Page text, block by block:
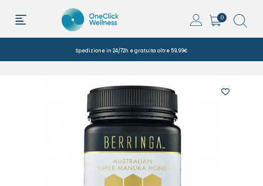
0
Spedizione in 24/72h e gratuita oltre 59,99€